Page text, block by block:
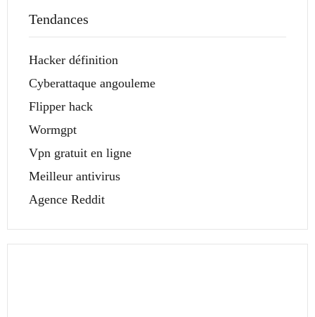
Tendances
Hacker définition
Cyberattaque angouleme
Flipper hack
Wormgpt
Vpn gratuit en ligne
Meilleur antivirus
Agence Reddit